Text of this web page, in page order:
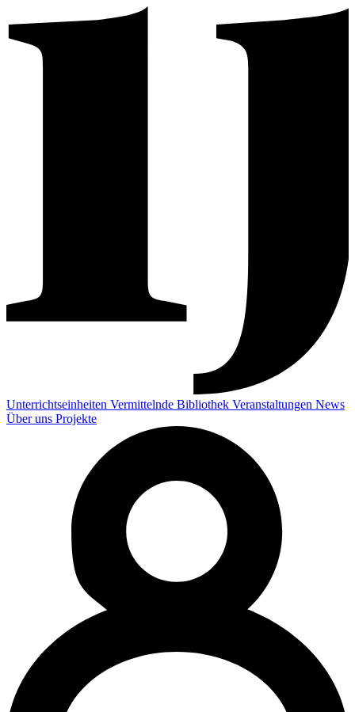
Unterrichtseinheiten Vermittelnde Bibliothek Veranstaltungen News
Über uns Projekte